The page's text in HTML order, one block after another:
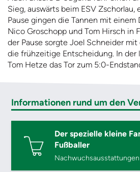
Sieg, auswärts beim ESV Zschorlau,
Pause gingen die Tannen mit einem
Nico Groschopp und Tom Hirsch in
der Pause sorgte Joel Schneider
die frühzeitige Entscheidung. In
Tom Hetze das Tor zum 5:0-
Informationen rund um den
Der spezielle kleine
Fußballer